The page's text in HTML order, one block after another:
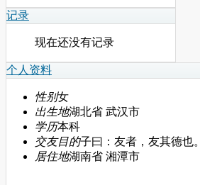
记录
现在还没有记录
个人资料
性别女
出生地湖北省 武汉市
学历本科
交友目的子曰：友者，友其德也。
居住地湖南省 湘潭市